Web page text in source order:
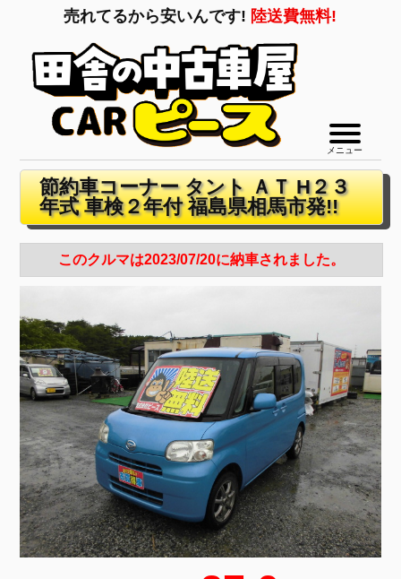
売れてるから安いんです! 陸送費無料!
メニュー
節約車コーナー タント ＡＴ H２３
年式 車検２年付 福島県相馬市発!!
このクルマは2023/07/20に納車されました。